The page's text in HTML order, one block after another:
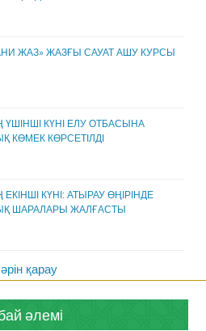
ЖАЗ» ЖАЗҒЫ САУАТ АШУ КУРСЫ
ҮШІНШІ КҮНІ ЕЛУ ОТБАСЫНА
КӨРСЕТІЛДІ
КҮНІ: АТЫРАУ ӨҢІРІНДЕ
ШАРАЛАРЫ ЖАЛҒАСТЫ
қарау
әлемі